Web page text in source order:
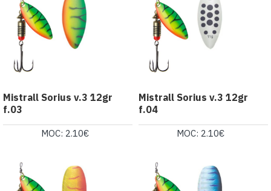
Mistrall Sorius v.3 12gr
f.03
MOC: 2.10€
Mistrall Sorius v.3 12gr
f.04
MOC: 2.10€